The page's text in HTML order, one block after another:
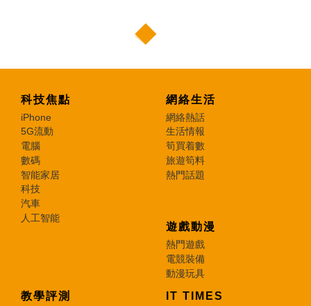
科技焦點
iPhone
5G流動
電腦
數碼
智能家居
科技
汽車
人工智能
網絡生活
網絡熱話
生活情報
筍買着數
旅遊筍料
熱門話題
遊戲動漫
熱門遊戲
電競裝備
動漫玩具
教學評測 IT TIMES